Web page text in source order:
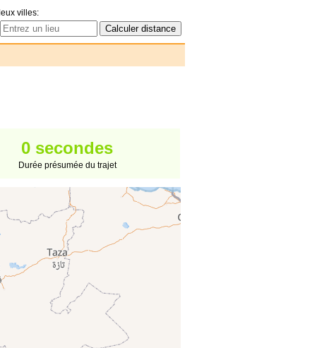
villes:
0 secondes
Durée présumée du trajet